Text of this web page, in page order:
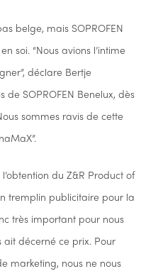
belge, mais SOPROFEN
soi. “Nous avions l’intime
déclare Bertje
de SOPROFEN Benelux, dès
sommes ravis de cette
du Z&R Product of
tremplin publicitaire pour la
très important pour nous
ait décerné ce prix. Pour
marketing, nous ne nous